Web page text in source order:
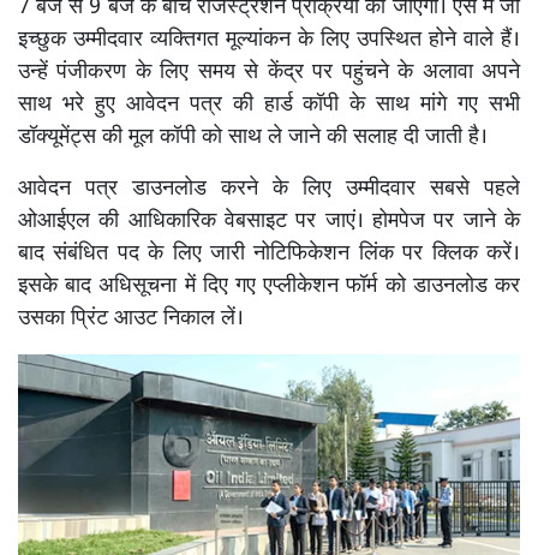
7 बजे से 9 बजे के बीच रजिस्ट्रेशन प्रक्रिया की जाएगी। ऐसे में जो
इच्छुक उम्मीदवार व्यक्तिगत मूल्यांकन के लिए उपस्थित होने वाले हैं।
उन्हें पंजीकरण के लिए समय से केंद्र पर पहुंचने के अलावा अपने
साथ भरे हुए आवेदन पत्र की हार्ड कॉपी के साथ मांगे गए सभी
डॉक्यूमेंट्स की मूल कॉपी को साथ ले जाने की सलाह दी जाती है।
आवेदन पत्र डाउनलोड करने के लिए उम्मीदवार सबसे पहले
ओआईएल की आधिकारिक वेबसाइट पर जाएं। होमपेज पर जाने के
बाद संबंधित पद के लिए जारी नोटिफिकेशन लिंक पर क्लिक करें।
इसके बाद अधिसूचना में दिए गए एप्लीकेशन फॉर्म को डाउनलोड कर
उसका प्रिंट आउट निकाल लें।